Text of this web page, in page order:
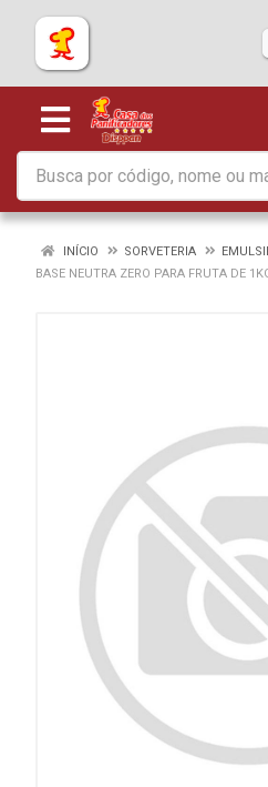
INÍCIO SORVETERIA
BASE NEUTRA ZERO PARA FRUTA DE